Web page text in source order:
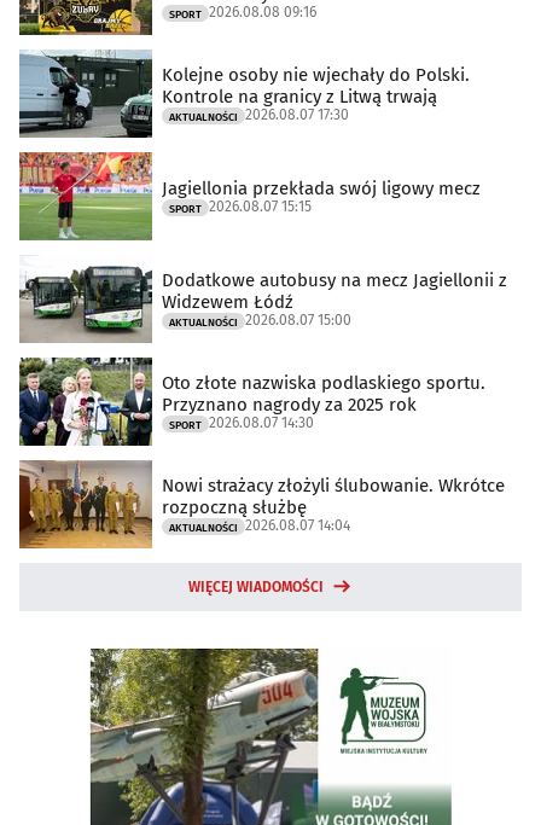
SPORT 2026.08.08 09:16
Kolejne osoby nie wjechały do Polski.
Kontrole na granicy z Litwą trwają
AKTUALNOŚCI 2026.08.07 17:30
Jagiellonia przekłada swój ligowy mecz
SPORT 2026.08.07 15:15
Dodatkowe autobusy na mecz Jagiellonii z
Widzewem Łódź
AKTUALNOŚCI 2026.08.07 15:00
Oto złote nazwiska podlaskiego sportu.
Przyznano nagrody za 2025 rok
SPORT 2026.08.07 14:30
Nowi strażacy złożyli ślubowanie. Wkrótce
rozpoczną służbę
AKTUALNOŚCI 2026.08.07 14:04
WIĘCEJ WIADOMOŚCI